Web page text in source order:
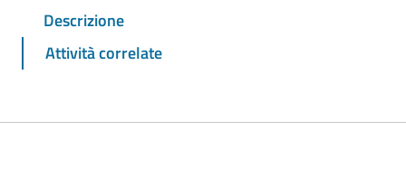
Descrizione
Attività correlate